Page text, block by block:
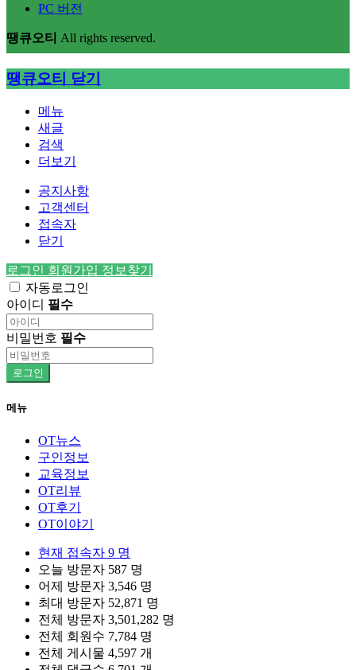
PC 버전
땡큐오티 All rights reserved.
땡큐오티 닫기
메뉴
새글
검색
더보기
공지사항
고객센터
접속자
닫기
로그인 회원가입 정보찾기
자동로그인
아이디 필수
비밀번호 필수
로그인
메뉴
OT뉴스
구인정보
교육정보
OT리뷰
OT후기
OT이야기
현재 접속자 9 명
오늘 방문자 587 명
어제 방문자 3,546 명
최대 방문자 52,871 명
전체 방문자 3,501,282 명
전체 회원수 7,784 명
전체 게시물 4,597 개